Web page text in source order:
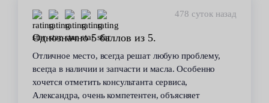
478 суток назад
Однозначно 5 баллов из 5.
Отличное место, всегда решат любую проблему,
всегда в наличии и запчасти и масла. Особенно
хочется отметить консультанта сервиса,
Александра, очень компетентен, объясняет